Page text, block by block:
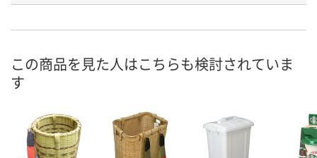
この商品を見た人はこちらも検討されていま
す